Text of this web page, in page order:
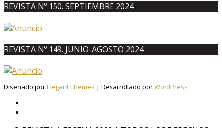
REVISTA Nº 150. SEPTIEMBRE 2024
REVISTA Nº 149. JUNIO-AGOSTO 2024
Diseñado porElegant Themes | Desarrollado porWordPress